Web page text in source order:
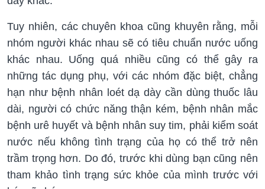
Tuy nhiên, các chuyên khoa cũng khuyên rằng, mỗi
nhóm người khác nhau sẽ có tiêu chuẩn nước uống
khác nhau. Uống quá nhiều cũng có thể gây ra
những tác dụng phụ, với các nhóm đặc biệt, chẳng
hạn như bệnh nhân loét dạ dày cần dùng thuốc lâu
dài, người có chức năng thận kém, bệnh nhân mắc
bệnh urê huyết và bệnh nhân suy tim, phải kiểm soát
nước nếu không tình trạng của họ có thể trở nên
trầm trọng hơn. Do đó, trước khi dùng bạn cũng nên
tham khảo tình trạng sức khỏe của mình trước với